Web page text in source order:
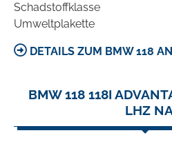
Schadstoffklasse
Umweltplakette
DETAILS ZUM BMW 118
BMW 118 118I
LHZ